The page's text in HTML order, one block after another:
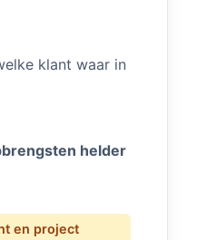
klant waar in
helder
en project